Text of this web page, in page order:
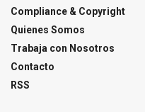
Compliance & Copyright
Quienes Somos
Trabaja con Nosotros
Contacto
RSS